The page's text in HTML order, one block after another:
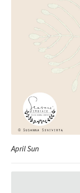
April Sun